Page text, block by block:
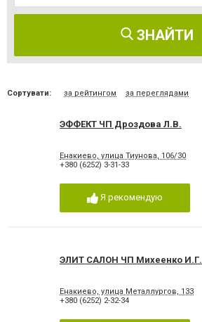
ЗНАЙТИ
Сортувати: за рейтингом за переглядами
ЭФФЕКТ ЧП Дроздова Л.В.
Енакиево, улица Тиунова, 106/30
+380 (6252) 3-31-33
Я рекомендую
ЭЛИТ САЛОН ЧП Михеенко И.Г.
Енакиево, улица Металлургов, 133
+380 (6252) 2-32-34